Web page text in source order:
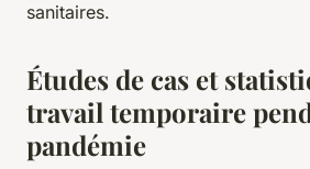
sanitaires.
Études de cas et
travail temporaire
pandémie